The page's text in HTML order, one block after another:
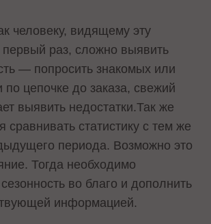
человеку, видящему эту
первый раз, сложно выявить
— попросить знакомых или
по цепочке до заказа, свежий
выявить недостатки.Так же
сравнивать статистику с тем же
периода. Возможно это
Тогда необходимо
во благо и дополнить
информацией.